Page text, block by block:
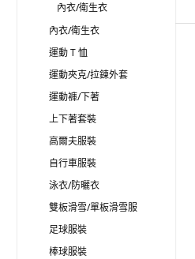
內衣/衛生衣
內衣/衛生衣
運動 T 恤
運動夾克/拉鍊外套
運動褲/下著
上下著套裝
高爾夫服裝
自行車服裝
泳衣/防曬衣
雙板滑雪/單板滑雪服
足球服裝
棒球服裝